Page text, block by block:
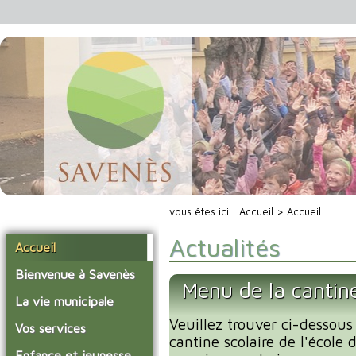
Accueil
Bienvenue à Savenès
Situer Savenès
Savenès en chiffre
L'histoire du village
La vie municipale
Vos élus
Les compte-rendus du
Vos services
La mairie
vous êtes ici : Accueil > Accueil
Actualités
Menu de la
Veuillez trouver ci-
cantine scolaire de l'école